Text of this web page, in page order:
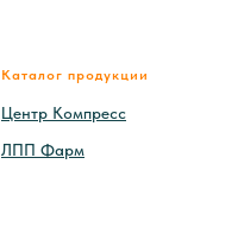
Каталог продукции
Центр Компресс
ЛПП Фарм